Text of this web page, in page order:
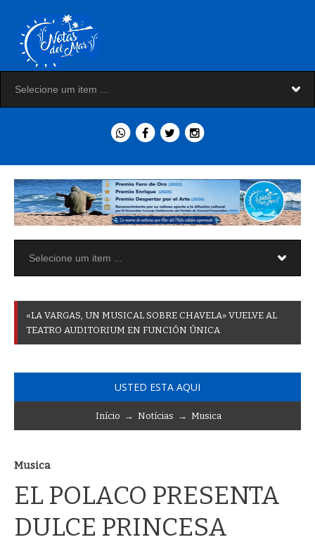
«LA VARGAS UN MUSICAL SOBRE CHAVELA» VUELVE AL
TEATRO AUDITORIUM EN FUNCIÓN ÚNICA
USTED ESTA AQUI
Início → Notícias → Musica
Musica
EL POLACO PRESENTA
DULCE PRINCESA